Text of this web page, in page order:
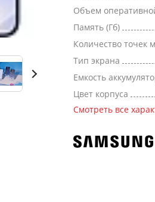
Объем
Память (Гб)
Количество точек
Тип экрана
Емкость
Цвет корпуса
Смотреть все